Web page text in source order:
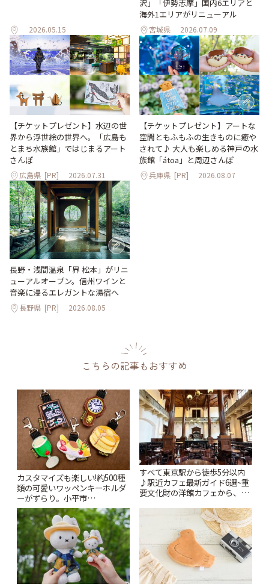
2026.05.15
沢」「伊勢志摩」国内6エリアと
海外1エリアがリニューアル
宮城県 2026.07.09
【チケットプレゼント】水辺の世
界から浮世絵の世界へ。「広島も
とまち水族館」ではじまるアート
さんぽ
広島県 [PR] 2026.07.31
【チケットプレゼント】アートな
空間ともふもふの生きものに癒や
されて♪ 大人も楽しめる神戸の水
族館「átoa」と周辺さんぽ
兵庫県 [PR] 2026.08.07
長野・浅間温泉「界 松本」がリニ
ューアルオープン。信州ワインと
音楽に浸るエレガントな湯宿へ
長野県 [PR] 2026.08.05
こちらの記事もおすすめ
カスタマイズも楽しい!約500種
類の可愛いワッペンキーホルダ
ーがずらり。小平市
「Kimamaya T&K」 | ことりっ
ぷ
すべて東京駅から徒歩5分以内
♪駅近カフェ最新ガイド6選~重
要文化財の洋館カフェから、改